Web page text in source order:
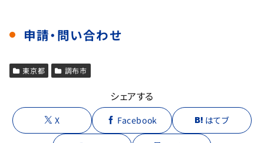
申請・問い合わせ
東京都 調布市
シェアする
X Facebook はてブ